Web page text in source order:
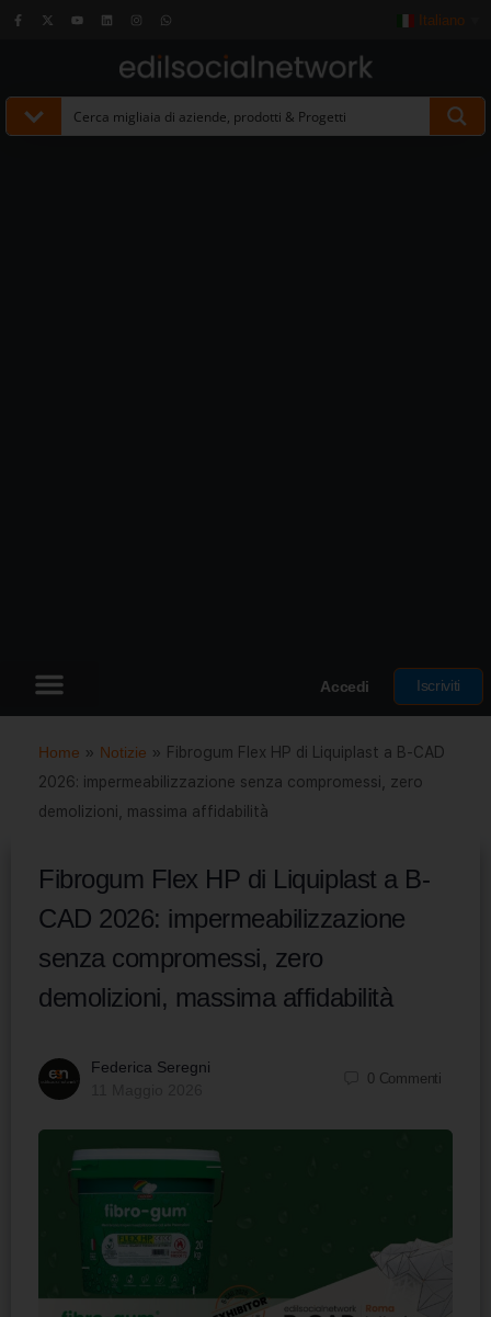
Italiano
Accedi Iscriviti
Home » Notizie » Fibrogum Flex HP di Liquiplast a B-CAD
2026: impermeabilizzazione senza compromessi, zero
demolizioni, massima affidabilità
Fibrogum Flex HP di Liquiplast a B-
CAD 2026: impermeabilizzazione
senza compromessi, zero
demolizioni, massima affidabilità
Federica Seregni
0 Commenti